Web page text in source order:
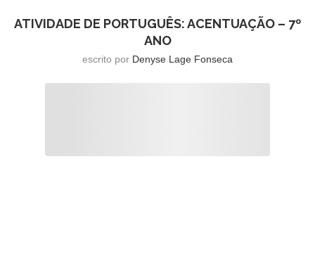
ATIVIDADE DE PORTUGUÊS: ACENTUAÇÃO – 7º
ANO
escrito por Denyse Lage Fonseca